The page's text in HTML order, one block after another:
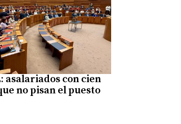
asalariados con cien
no pisan el puesto